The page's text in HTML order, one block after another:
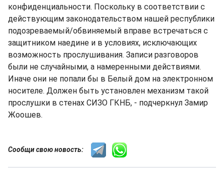
конфиденциальности. Поскольку в соответствии с
действующим законодательством нашей республики
подозреваемый/обвиняемый вправе встречаться с
защитником наедине и в условиях, исключающих
возможность прослушивания. Записи разговоров
были не случайными, а намеренными действиями.
Иначе они не попали бы в Белый дом на электронном
носителе. Должен быть установлен механизм такой
прослушки в стенах СИЗО ГКНБ, - подчеркнул Замир
Жоошев.
Сообщи свою новость: